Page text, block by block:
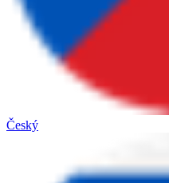
Český